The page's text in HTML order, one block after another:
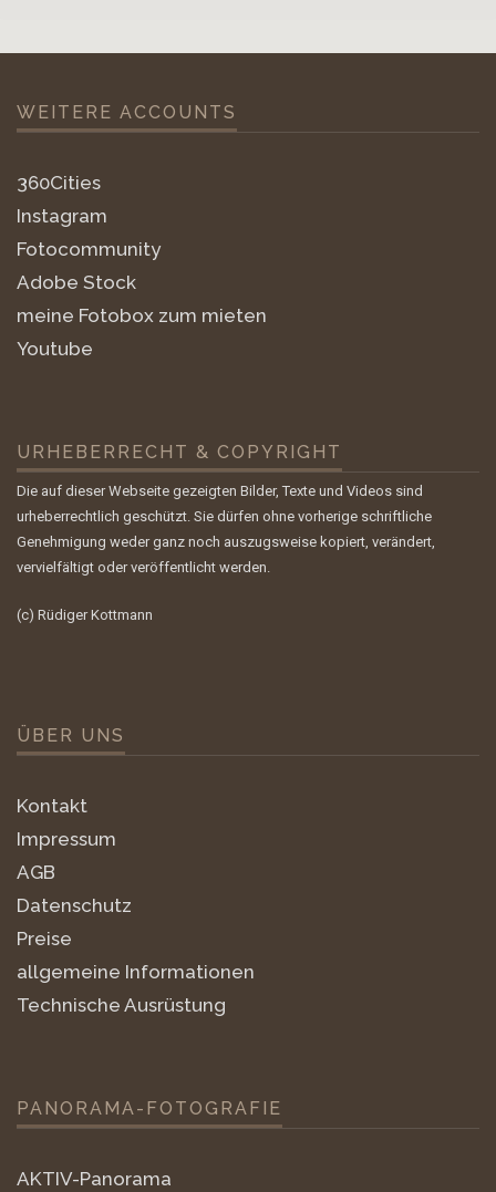
WEITERE ACCOUNTS
360Cities
Instagram
Fotocommunity
Adobe Stock
meine Fotobox zum mieten
Youtube
URHEBERRECHT & COPYRIGHT
Die auf dieser Webseite gezeigten Bilder, Texte und Videos sind
urheberrechtlich geschützt. Sie dürfen ohne vorherige schriftliche
Genehmigung weder ganz noch auszugsweise kopiert, verändert,
vervielfältigt oder veröffentlicht werden.
(c) Rüdiger Kottmann
ÜBER UNS
Kontakt
Impressum
AGB
Datenschutz
Preise
allgemeine Informationen
Technische Ausrüstung
PANORAMA-FOTOGRAFIE
AKTIV-Panorama